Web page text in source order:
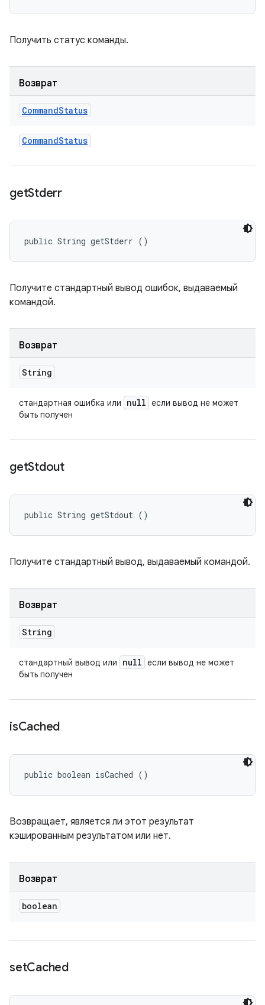
Получить статус команды.
Возврат
CommandStatus
CommandStatus
getStderr
public String getStderr ()
Получите стандартный вывод ошибок, выдаваемый
командой.
Возврат
String
стандартная ошибка или null если вывод не может
быть получен
getStdout
public String getStdout ()
Получите стандартный вывод, выдаваемый командой.
Возврат
String
стандартный вывод или null если вывод не может
быть получен
isCached
public boolean isCached ()
Возвращает, является ли этот результат
кэшированным результатом или нет.
Возврат
boolean
setCached